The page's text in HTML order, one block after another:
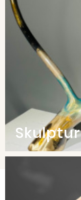
Skulptur